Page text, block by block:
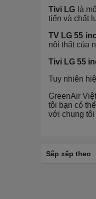
Tivi LG là
tiến và chất
TV LG 55
nội thất của
Tivi LG 55
Tuy nhiên
GreenAir
tôi bạn có
với chung tôi
Sắp xếp theo